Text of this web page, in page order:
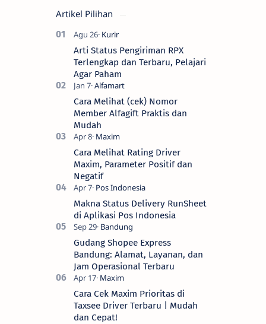
Artikel Pilihan
Arti Status Pengiriman RPX
Terlengkap dan Terbaru, Pelajari
Agar Paham
Cara Melihat (cek) Nomor
Member Alfagift Praktis dan
Mudah
Cara Melihat Rating Driver
Maxim, Parameter Positif dan
Negatif
Makna Status Delivery RunSheet
di Aplikasi Pos Indonesia
Gudang Shopee Express
Bandung: Alamat, Layanan, dan
Jam Operasional Terbaru
Cara Cek Maxim Prioritas di
Taxsee Driver Terbaru | Mudah
dan Cepat!